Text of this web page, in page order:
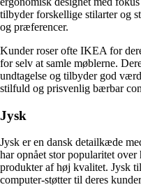
tilbyder forskellige stilarter og
og præferencer.
Kunder roser ofte IKEA for
for selv at samle møblerne.
undtagelse og tilbyder god
stilfuld og prisvenlig bærbar
Jysk
Jysk er en dansk detailkæde
har opnået stor popularitet
produkter af høj kvalitet. Jysk
computer-støtter til deres